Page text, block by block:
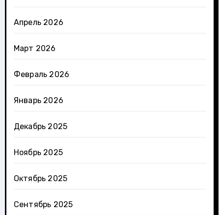
Апрель 2026
Март 2026
Февраль 2026
Январь 2026
Декабрь 2025
Ноябрь 2025
Октябрь 2025
Сентябрь 2025